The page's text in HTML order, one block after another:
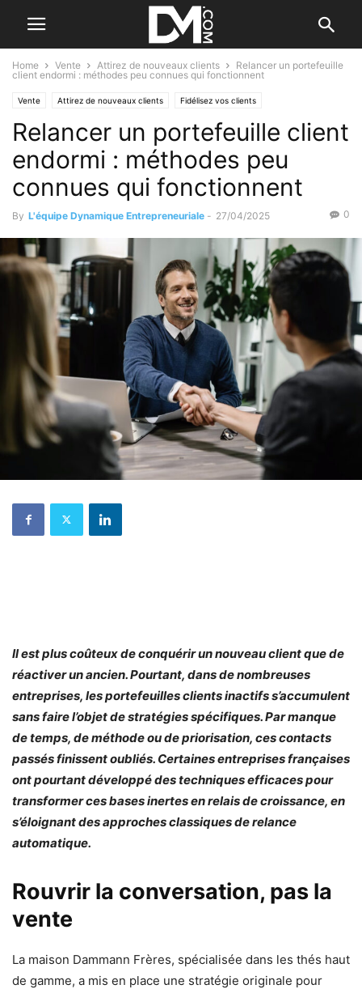
Home Vente Attirez de nouveaux clients
Relancer un portefeuille
client endormi : méthodes peu connues qui fonctionnent
Vente Attirez de nouveaux clients Fidélisez vos clients
Le B.A. BA du commercial Le plan d'action commercial
Relancer un portefeuille client
endormi : méthodes peu
connues qui fonctionnent
By L'équipe Dynamique Entrepreneuriale - 27/04/2025 0
Il est plus coûteux de conquérir un nouveau client que de
réactiver un ancien. Pourtant, dans de nombreuses
entreprises, les portefeuilles clients inactifs s’accumulent
sans faire l’objet de stratégies spécifiques. Par manque
de temps, de méthode ou de priorisation, ces contacts
passés finissent oubliés. Certaines entreprises françaises
ont pourtant développé des techniques efficaces pour
transformer ces bases inertes en relais de croissance, en
s’éloignant des approches classiques de relance
automatique.
Rouvrir la conversation, pas la
vente
La maison Dammann Frères, spécialisée dans les thés haut
de gamme, a mis en place une stratégie originale pour